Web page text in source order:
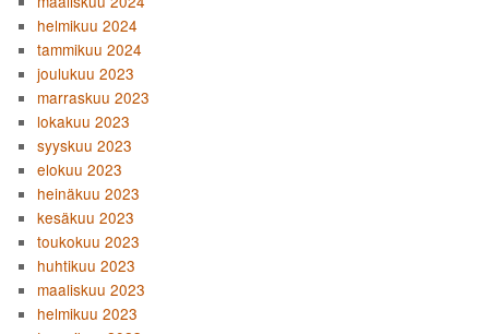
helmikuu 2024
tammikuu 2024
joulukuu 2023
marraskuu 2023
lokakuu 2023
syyskuu 2023
elokuu 2023
heinäkuu 2023
kesäkuu 2023
toukokuu 2023
huhtikuu 2023
maaliskuu 2023
helmikuu 2023